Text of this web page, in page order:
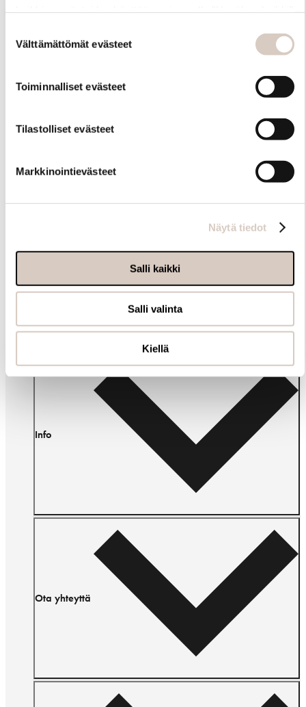
myöhemmin ”Evästeasetukset” -linkin kautta.
valinta
Välttämättömät evästeet
Toiminnalliset evästeet
Tilastolliset evästeet
Markkinointievästeet
Näytä tiedot
Salli kaikki
Salli valinta
Kiellä
Info
Ota yhteyttä